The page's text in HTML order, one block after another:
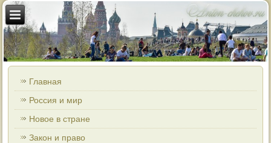
Главная
Россия и мир
Новое в стране
Закон и право